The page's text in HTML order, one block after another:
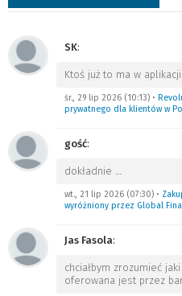
SK:
Ktoś już to ma w aplikacji
śr., 29 lip 2026 (10:13) •
prywatnego dla klientów w
gość:
dokładnie …
wt., 21 lip 2026 (07:30) •
wyróżniony przez Global
Jas Fasola:
chciałbym zrozumieć
oferowana jest przez